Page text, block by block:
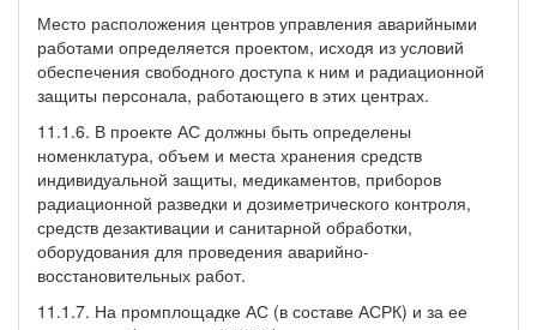
Место расположения центров управления аварийными
работами определяется проектом, исходя из условий
обеспечения свободного доступа к ним и радиационной
защиты персонала, работающего в этих центрах.
11.1.6. В проекте АС должны быть определены
номенклатура, объем и места хранения средств
индивидуальной защиты, медикаментов, приборов
радиационной разведки и дозиметрического контроля,
средств дезактивации и санитарной обработки,
оборудования для проведения аварийно-
восстановительных работ.
11.1.7. На промплощадке АС (в составе АСРК) и за ее